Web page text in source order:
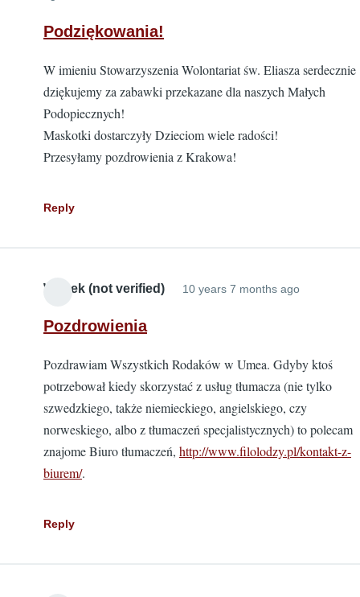
Podziękowania!
W imieniu Stowarzyszenia Wolontariat św. Eliasza serdecznie
dziękujemy za zabawki przekazane dla naszych Małych
Podopiecznych!
Maskotki dostarczyły Dzieciom wiele radości!
Przesyłamy pozdrowienia z Krakowa!
Reply
Wojtek (not verified) 10 years 7 months ago
Pozdrowienia
Pozdrawiam Wszystkich Rodaków w Umea. Gdyby ktoś
potrzebował kiedy skorzystać z usług tłumacza (nie tylko
szwedzkiego, także niemieckiego, angielskiego, czy
norweskiego, albo z tłumaczeń specjalistycznych) to polecam
znajome Biuro tłumaczeń, http://www.filolodzy.pl/kontakt-z-
biurem/.
Reply